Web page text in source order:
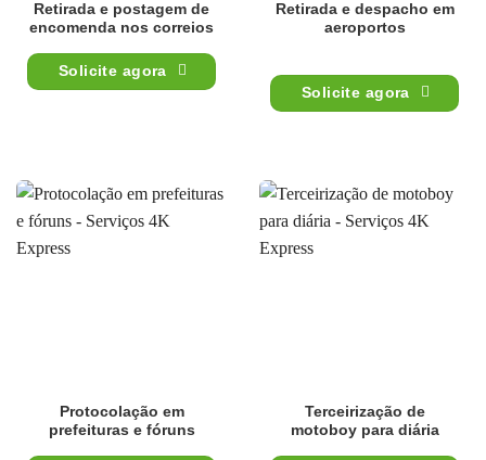
Retirada e postagem de
encomenda nos correios
Solicite agora
Retirada e despacho em
aeroportos
Solicite agora
Protocolação em
prefeituras e fóruns
Terceirização de
motoboy para diária